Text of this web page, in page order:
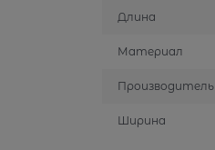
Длина
Материал
Производитель
Ширина